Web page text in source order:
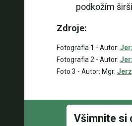
podkožím
Zdroje:
Fotografia 1 - Autor:
Fotografia 2 - Autor:
Foto 3 - Autor: Mgr: